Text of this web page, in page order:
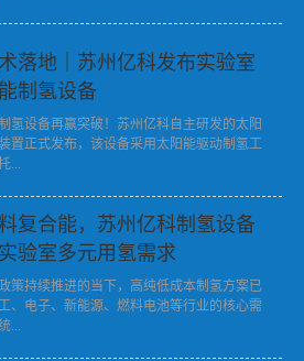
落地｜苏州亿科发布实验室
制氢设备
氢设备再赢突破！苏州亿科自主研发的太阳
置正式发布，该设备采用太阳能驱动制氢工
...
复合能，苏州亿科制氢设备
验室多元用氢需求
策持续推进的当下，高纯低成本制氢方案已
、电子、新能源、燃料电池等行业的核心需
...